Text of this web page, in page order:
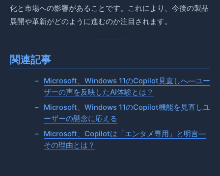
化と市場への影響があることです。これにより、今後の製品
展開や革新がどのように進むのか注目されます。
関連記事
Microsoft、Windows 11のCopilot見直しへ—ユー
ザーの声を反映したAI体験とは？
Microsoft、Windows 11のCopilot機能を見直しユ
ーザーの懸念に応える
Microsoft、Copilotは「エンタメ専用」と明言—
その理由とは？